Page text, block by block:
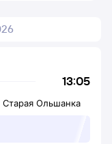
13:05
Старая Ольшанка